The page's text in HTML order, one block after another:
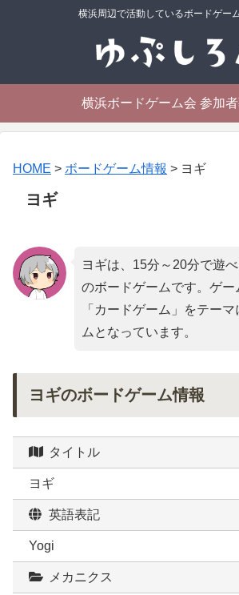
横浜周辺で活動しているボードゲー
横浜ボードゲーム会 参加
HOME > ボードゲーム情報 > ヨギ
ヨギ
ヨギは、15分～20分で遊
のボードゲームです。ゲー
「 カードゲーム 」をテー
ムとなっています。
ヨギのボードゲーム情報
タイトル
ヨギ
英語表記
Yogi
メカニクス